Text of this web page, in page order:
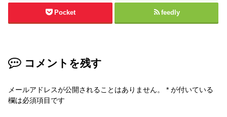
Pocket feedly
コメントを残す
メールアドレスが公開されることはありません。 * が付いている
欄は必須項目です